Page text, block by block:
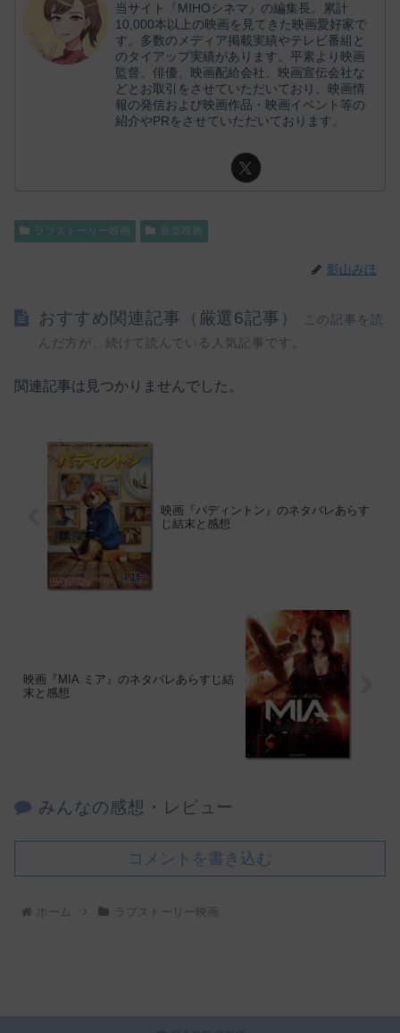
当サイト『MIHOシネマ』の編集長。累計
10,000本以上の映画を見てきた映画愛好家で
す。多数のメディア掲載実績やテレビ番組と
のタイアップ実績があります。平素より映画
監督、俳優、映画配給会社、映画宣伝会社な
どとお取引をさせていただいており、映画情
報の発信および映画作品・映画イベント等の
紹介やPRをさせていただいております。
ラブストーリー映画 音楽映画
影山みほ
おすすめ関連記事（厳選6記事）
この記事を読
んだ方が、続けて読んでいる人気記事です。
関連記事は見つかりませんでした。
映画『パディントン』のネタバレあらす
じ結末と感想
映画『MIA ミア』のネタバレあらすじ結
末と感想
みんなの感想・レビュー
コメントを書き込む
ホーム ラブストーリー映画